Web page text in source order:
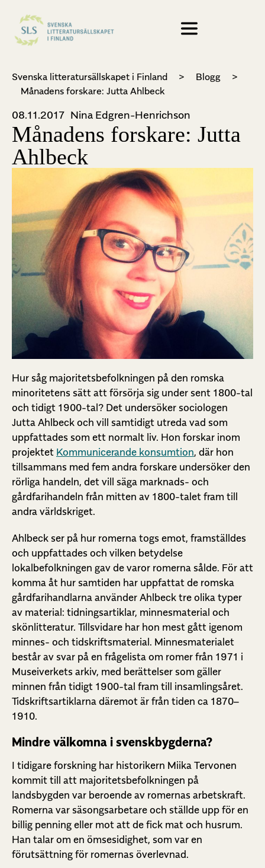
Svenska litteratursällskapet i Finland > Blogg
>
Månadens forskare: Jutta Ahlbeck
08.11.2017 Nina Edgren-Henrichson
Månadens forskare: Jutta
Ahlbeck
Hur såg majoritetsbefolkningen på den romska
minoritetens sätt att försörja sig under sent 1800-tal
och tidigt 1900-tal? Det undersöker sociologen
Jutta Ahlbeck och vill samtidigt utreda vad som
uppfattades som ett normalt liv. Hon forskar inom
projektet Kommunicerande konsumtion, där hon
tillsammans med fem andra forskare undersöker den
rörliga handeln, det vill säga marknads- och
gårdfarihandeln från mitten av 1800-talet fram till
andra världskriget.
Ahlbeck ser på hur romerna togs emot, framställdes
och uppfattades och vilken betydelse
lokalbefolkningen gav de varor romerna sålde. För att
komma åt hur samtiden har uppfattat de romska
gårdfarihandlarna använder Ahlbeck tre olika typer
av material: tidningsartiklar, minnesmaterial och
skönlitteratur. Tillsvidare har hon mest gått igenom
minnes- och tidskriftsmaterial. Minnesmaterialet
består av svar på en frågelista om romer från 1971 i
Museiverkets arkiv, med berättelser som gäller
minnen från tidigt 1900-tal fram till insamlingsåret.
Tidskriftsartiklarna däremot är från tiden ca 1870–
1910.
Mindre välkomna i svenskbygderna?
I tidigare forskning har historikern Miika Tervonen
kommit till att majoritetsbefolkningen på
landsbygden var beroende av romernas arbetskraft.
Romerna var säsongsarbetare och ställde upp för en
billig penning eller mot att de fick mat och husrum.
Han talar om en ömsesidighet, som var en
förutsättning för romernas överlevnad.